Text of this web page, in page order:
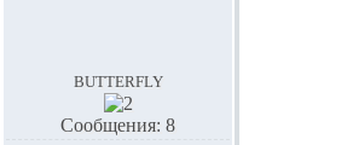
butterfly
Сообщения: 8